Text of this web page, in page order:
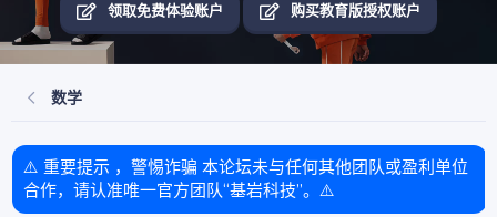
领取免费体验账户 购买教育版授权账户
数学
⚠️ 重要提示 ，警惕诈骗 本论坛未与任何其他团队或盈利单位
合作，请认准唯一官方团队“基岩科技”。⚠️